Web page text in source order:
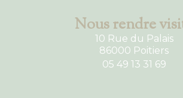
Nous rendre
10 Rue du Palais
86000 Poitiers
05 49 13 31 69